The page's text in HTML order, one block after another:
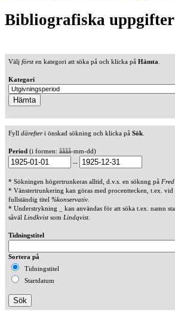
Bibliografiska uppgifter
Välj försten kategori att söka på och klicka på Hämta
Kategori
Fyll därefteri önskad sökning och klicka på Sök
Period (i formen: åååå-mm-dd)
--
* Sökningen högertrunkeras alltid, d.v.s. en söknng på Fred
* Vänstertrunkering kan göras med procenttecken, t.ex.
fullständig titel %konservativ
* Understrykning _ kan användas för att söka t.ex. namn
såväl Lindkvistsom Lindqvist.
Tidningstitel
Sortera på
Tidningstitel
Startdatum